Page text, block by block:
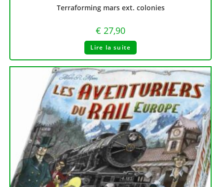
Terraforming mars ext. colonies
€ 27,90
Lire la suite